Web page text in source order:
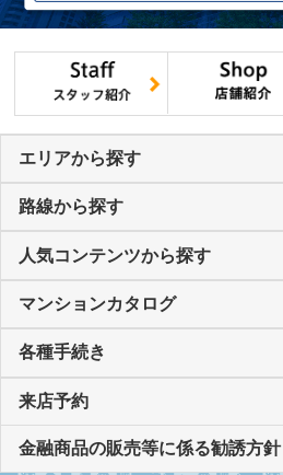
エリアから探す
路線から探す
人気コンテンツから探す
マンションカタログ
各種手続き
来店予約
金融商品の販売等に係る勧誘方針